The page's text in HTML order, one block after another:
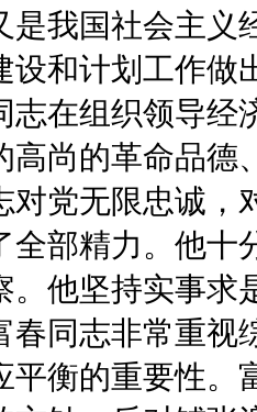
是我国社会主义
设和计划工作做
志在组织领导经
高尚的革命品德
对党无限忠诚，
全部精力。他
。他坚持实事求
春同志非常重视
平衡的重要性。